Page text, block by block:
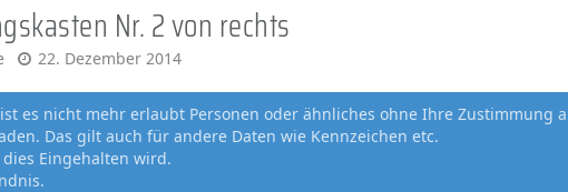
Nr. 2 von rechts
22. Dezember 2014
es nicht mehr erlaubt Personen oder ähnliches ohne Ihre Zustimmung
Das gilt auch für andere Daten wie Kennzeichen etc.
Eingehalten wird.